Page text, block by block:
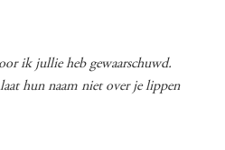
ik jullie heb gewaarschuwd.
hun naam niet over je lippen